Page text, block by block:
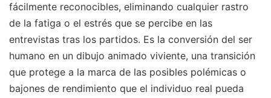
fácilmente reconocibles, eliminando cualquier rastro
de la fatiga o el estrés que se percibe en las
entrevistas tras los partidos. Es la conversión del ser
humano en un dibujo animado viviente, una transición
que protege a la marca de las posibles polémicas o
bajones de rendimiento que el individuo real pueda